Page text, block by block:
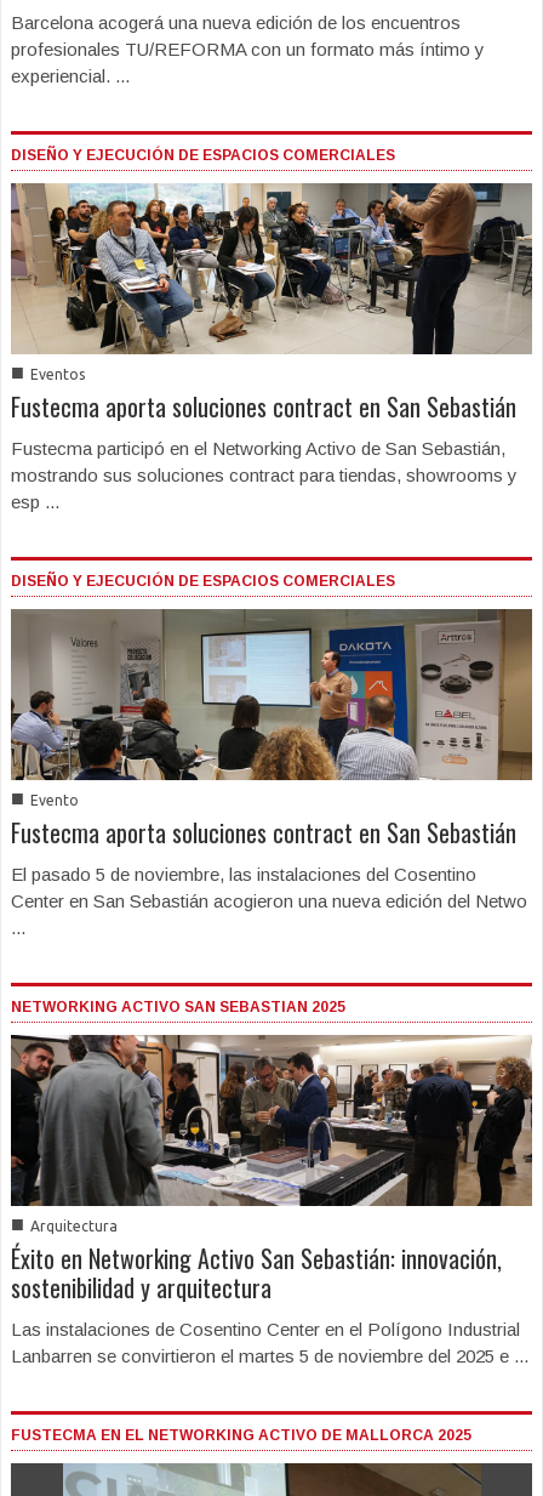
Barcelona acogerá una nueva edición de los encuentros
profesionales TU/REFORMA con un formato más íntimo y
experiencial. ...
DISEÑO Y EJECUCIÓN DE ESPACIOS COMERCIALES
■ Eventos
Fustecma aporta soluciones contract en San Sebastián
Fustecma participó en el Networking Activo de San Sebastián,
mostrando sus soluciones contract para tiendas, showrooms y
esp ...
DISEÑO Y EJECUCIÓN DE ESPACIOS COMERCIALES
■ Evento
Fustecma aporta soluciones contract en San Sebastián
El pasado 5 de noviembre, las instalaciones del Cosentino
Center en San Sebastián acogieron una nueva edición del Netwo
...
NETWORKING ACTIVO SAN SEBASTIAN 2025
■ Arquitectura
Éxito en Networking Activo San Sebastián: innovación,
sostenibilidad y arquitectura
Las instalaciones de Cosentino Center en el Polígono Industrial
Lanbarren se convirtieron el martes 5 de noviembre del 2025 e ...
FUSTECMA EN EL NETWORKING ACTIVO DE MALLORCA 2025